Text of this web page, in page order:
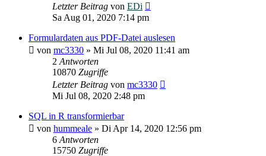
Letzter Beitrag von EDi
Sa Aug 01, 2020 7:14 pm
Formulardaten aus PDF-Datei auslesen
von mc3330 » Mi Jul 08, 2020 11:41 am
2 Antworten
10870 Zugriffe
Letzter Beitrag von mc3330
Mi Jul 08, 2020 2:48 pm
SQL in R transformierbar
von hummeale » Di Apr 14, 2020 12:56 pm
6 Antworten
15750 Zugriffe